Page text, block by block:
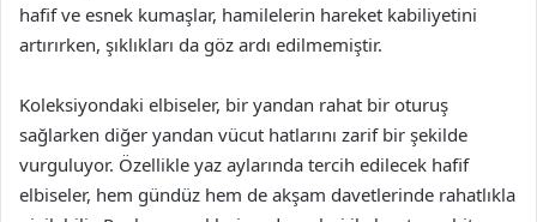
hafif ve esnek kumaşlar, hamilelerin hareket kabiliyetini
artırırken, şıklıkları da göz ardı edilmemiştir.
Koleksiyondaki elbiseler, bir yandan rahat bir oturuş
sağlarken diğer yandan vücut hatlarını zarif bir şekilde
vurguluyor. Özellikle yaz aylarında tercih edilecek hafif
elbiseler, hem gündüz hem de akşam davetlerinde rahatlıkla